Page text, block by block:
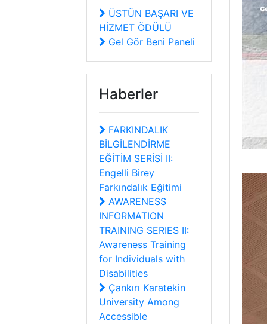
ÜSTÜN BAŞARI VE
HİZMET ÖDÜLÜ
Gel Gör Beni Paneli
Haberler
FARKINDALIK
BİLGİLENDİRME
EĞİTİM SERİSİ II:
Engelli Birey
Farkındalık Eğitimi
AWARENESS
INFORMATION
TRAINING SERIES II:
Awareness Training
for Individuals with
Disabilities
Çankırı Karatekin
University Among
Accessible